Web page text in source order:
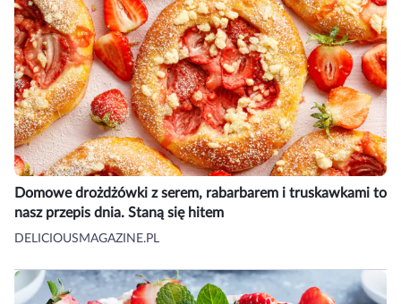
Domowe drożdżówki z serem, rabarbarem i truskawkami to
nasz przepis dnia. Staną się hitem
DELICIOUSMAGAZINE.PL